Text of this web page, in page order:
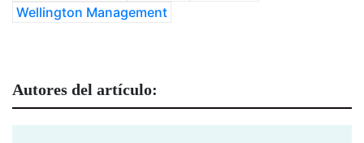
Wellington Management
Autores del artículo: